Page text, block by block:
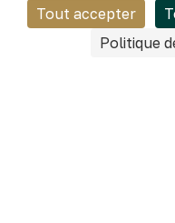
Tout accepter
Politique
Ressources
Success stories